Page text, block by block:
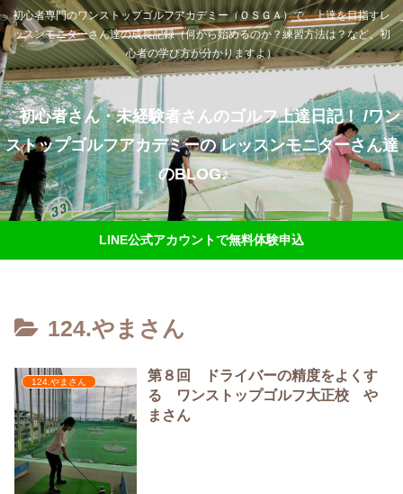
初心者専門のワンストップゴルフアカデミー（ＯＳＧＡ）で、上達を目指すレ
ッスンモニターさん達の成長記録（何から始めるのか？練習方法は？など、初
心者の学び方が分かりますよ）
初心者さん・未経験者さんのゴルフ上達日記！ /ワン
ストップゴルフアカデミーの レッスンモニターさん達
のBLOG♪
LINE公式アカウントで無料体験申込
124.やまさん
124.やまさん
第８回 ドライバーの精度をよくす
る ワンストップゴルフ大正校 や
まさん